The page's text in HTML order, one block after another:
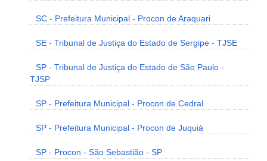
SC - Prefeitura Municipal - Procon de Araquari
SE - Tribunal de Justiça do Estado de Sergipe - TJSE
SP - Tribunal de Justiça do Estado de São Paulo -
TJSP
SP - Prefeitura Municipal - Procon de Cedral
SP - Prefeitura Municipal - Procon de Juquiá
SP - Procon - São Sebastião - SP